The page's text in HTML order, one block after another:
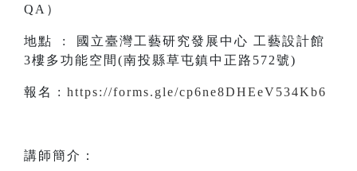
QA）
地點 : 國立臺灣工藝研究發展中心 工藝設計館
3樓多功能空間(南投縣草屯鎮中正路572號)
報名 : https://forms.gle/cp6ne8DHEeV534Kb6
講師簡介：